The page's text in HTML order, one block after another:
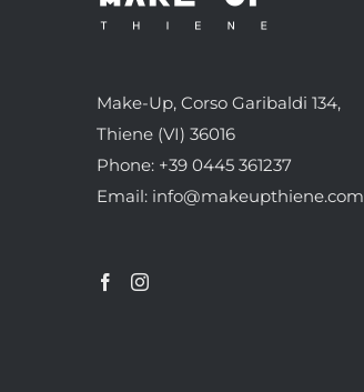
Make-Up, Corso Garibaldi 134,
Thiene (VI) 36016
Phone: +39 0445 361237
Email: info@makeupthiene.com